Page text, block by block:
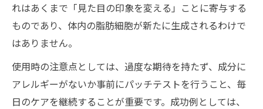
れはあくまで「見た目の印象を変える」ことに寄与する
ものであり、体内の脂肪細胞が新たに生成されるわけで
はありません。
使用時の注意点としては、過度な期待を持たず、成分に
アレルギーがないか事前にパッチテストを行うこと、毎
日のケアを継続することが重要です。成功例としては、